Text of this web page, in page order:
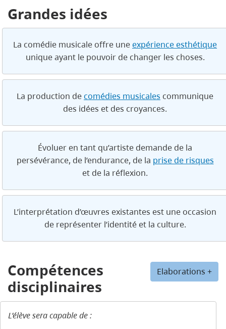
Grandes idées
La comédie musicale offre uneexpérience esthétique
unique ayant le pouvoir de changer les choses.
La production decomédies musicales communique
des idées et des croyances.
Évoluer en tant qu’artiste demande de la
persévérance, de l’endurance, de la prise de risques
et de la réflexion.
L’interprétation d’œuvres existantes est une occasion
de représenter l’identité et la culture.
Elaborations +
Compétences
disciplinaires
L’élève sera capable de :